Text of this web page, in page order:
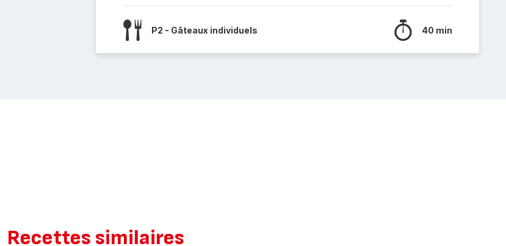
P2 - Gâteaux individuels 40 min
Recettes similaires